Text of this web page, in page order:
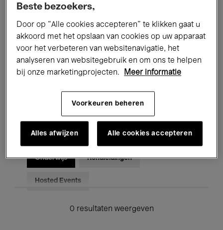
Alle evenementen
Tentoonstellingen Films
Performances Lezingen & Debatten
Jazz Klassieke Muziek Global Music
Voor iedereen Kids’ Palace
Onderwijs Rondleidingen
Hosted Events
0 resultaten weergeven
Beste bezoekers,
Door op “Alle cookies accepteren” te klikken gaat u
akkoord met het opslaan van cookies op uw apparaat
voor het verbeteren van websitenavigatie, het
analyseren van websitegebruik en om ons te helpen
bij onze marketingprojecten.
Meer informatie
Voorkeuren beheren
Alles afwijzen Alle cookies accepteren